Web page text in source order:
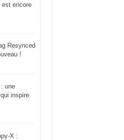
encore
Resynced
!
une
inspire
X :